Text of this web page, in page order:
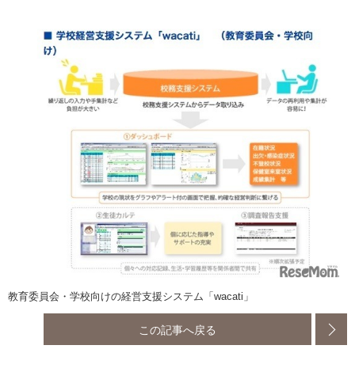
教育委員会・学校向けの経営支援システム「wacati」
この記事へ戻る